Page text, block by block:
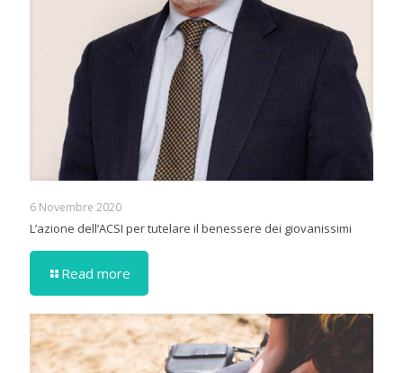
6 Novembre 2020
L’azione dell’ACSI per tutelare il benessere dei giovanissimi
Read more